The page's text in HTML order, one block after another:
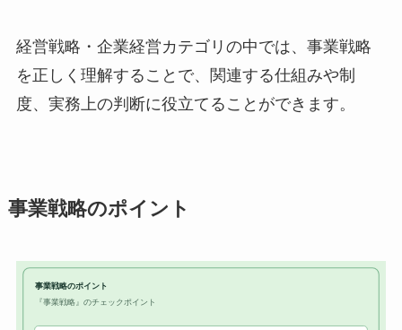
経営戦略・企業経営カテゴリの中では、事業戦略
を正しく理解することで、関連する仕組みや制
度、実務上の判断に役立てることができます。
事業戦略のポイント
事業戦略のポイント
『事業戦略』のチェックポイント